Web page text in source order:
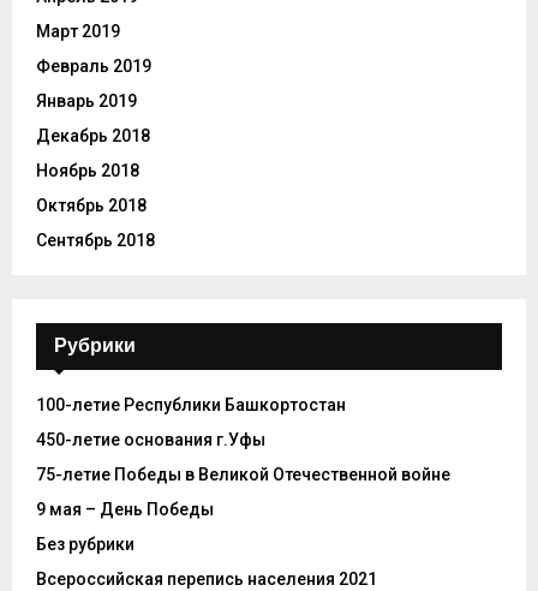
Март 2019
Февраль 2019
Январь 2019
Декабрь 2018
Ноябрь 2018
Октябрь 2018
Сентябрь 2018
Рубрики
100-летие Республики Башкортостан
450-летие основания г.Уфы
75-летие Победы в Великой Отечественной войне
9 мая – День Победы
Без рубрики
Всероссийская перепись населения 2021